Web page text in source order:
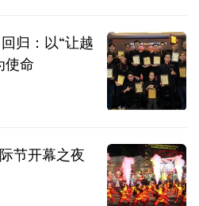
归：以“让越
使命
节开幕之夜